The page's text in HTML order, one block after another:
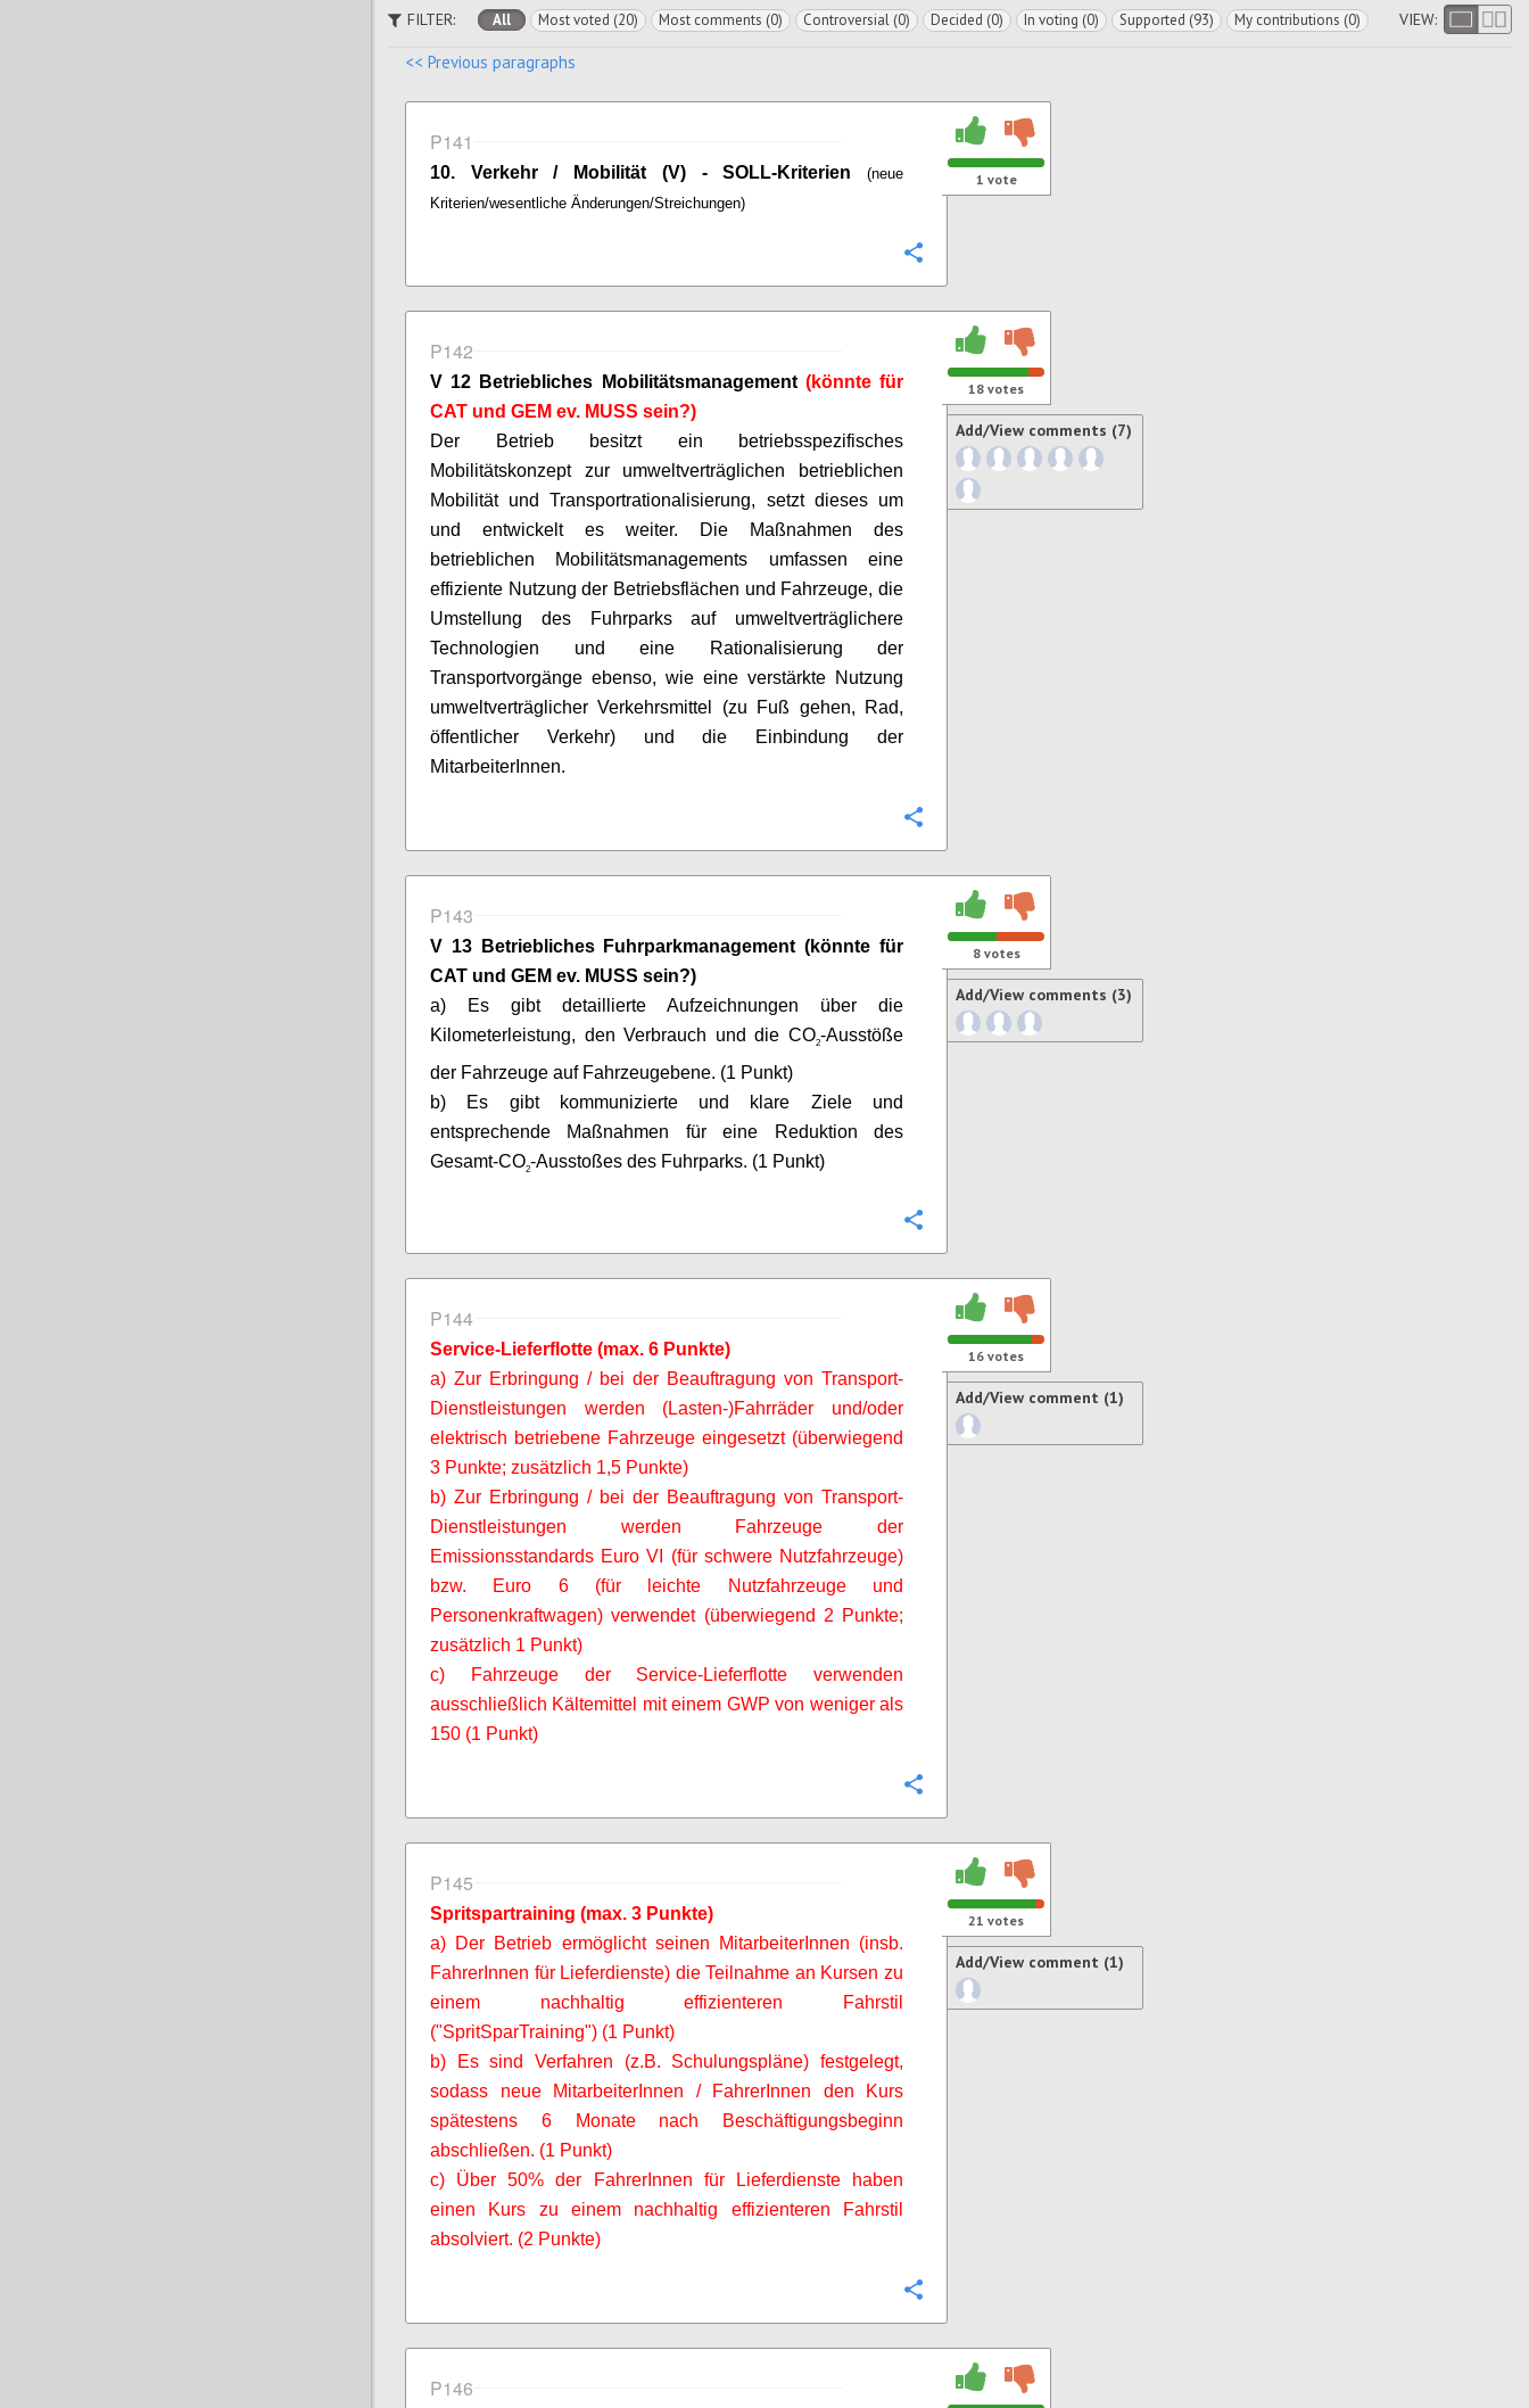
FILTER: All Most voted (20) Most comments (0) Controversial (0) Decided (0) In voting (0) Supported (93) My contributions (0) VIEW:
<< Previous paragraphs
P141
10. Verkehr / Mobilität (V) - SOLL-Kriterien (neue
Kriterien/wesentliche Änderungen/Streichungen)
1 vote
P142
V 12 Betriebliches Mobilitätsmanagement (könnte für
CAT und GEM ev. MUSS sein?)
Der Betrieb besitzt ein betriebsspezifisches
Mobilitätskonzept zur umweltverträglichen betrieblichen
Mobilität und Transportrationalisierung, setzt dieses um
und entwickelt es weiter. Die Maßnahmen des
betrieblichen Mobilitätsmanagements umfassen eine
effiziente Nutzung der Betriebsflächen und Fahrzeuge, die
Umstellung des Fuhrparks auf umweltverträglichere
Technologien und eine Rationalisierung der
Transportvorgänge ebenso, wie eine verstärkte Nutzung
umweltverträglicher Verkehrsmittel (zu Fuß gehen, Rad,
öffentlicher Verkehr) und die Einbindung der
MitarbeiterInnen.
18 votes
Add/View comments (7)
P143
V 13 Betriebliches Fuhrparkmanagement(könnte für
CAT und GEM ev. MUSS sein?)
a) Es gibt detaillierte Aufzeichnungen über die
Kilometerleistung, den Verbrauch und die CO2-Ausstöße
der Fahrzeuge auf Fahrzeugebene. (1 Punkt)
b) Es gibt kommunizierte und klare Ziele und
entsprechende Maßnahmen für eine Reduktion des
Gesamt-CO2-Ausstoßes des Fuhrparks. (1 Punkt)
8votes
Add/View comments (3)
P144
Service-Lieferflotte (max. 6 Punkte)
a) Zur Erbringung / bei der Beauftragung von Transport-
Dienstleistungen werden (Lasten-)Fahrräder und/oder
elektrisch betriebene Fahrzeuge eingesetzt (überwiegend
3 Punkte; zusätzlich 1,5 Punkte)
b) Zur Erbringung / bei der Beauftragung von Transport-
Dienstleistungen werden Fahrzeuge der
Emissionsstandards Euro VI (für schwere Nutzfahrzeuge)
bzw. Euro 6 (für leichte Nutzfahrzeuge und
Personenkraftwagen) verwendet (überwiegend 2 Punkte;
zusätzlich 1 Punkt)
c) Fahrzeuge der Service-Lieferflotte verwenden
ausschließlich Kältemittel mit einem GWP von weniger als
150 (1 Punkt)
16 votes
Add/View comment (1)
P145
Spritspartraining (max. 3 Punkte)
a) Der Betrieb ermöglicht seinen
MitarbeiterInnen (insb.
FahrerInnen für Lieferdienste) die Teilnahme an Kursen zu
einem nachhaltig effizienteren Fahrstil
("SpritSparTraining") (1 Punkt)
b) Es sind Verfahren (z.B. Schulungspläne) festgelegt,
sodass neue
MitarbeiterInnen / FahrerInnen den Kurs
spätestens 6 Monate nach Beschäftigungsbeginn
abschließen. (1 Punkt)
c) Über 50% der
FahrerInnen für Lieferdienste haben
einen Kurs zu einem nachhaltig effizienteren Fahrstil
absolviert. (2 Punkte)
21 votes
Add/View comment (1)
P146